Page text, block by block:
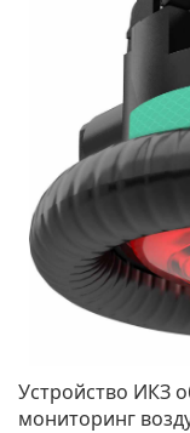
Устройство ИКЗ
мониторинг